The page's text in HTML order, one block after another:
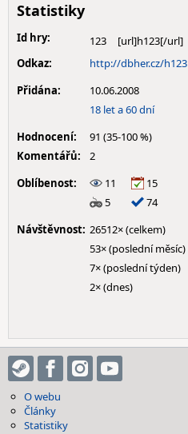
Statistiky
Id hry:
123
Odkaz:
http://dbher.cz/h123
Přidána:
10.06.2008
18 let a 60 dní
Hodnocení:
91 (35-100 %)
Komentářů:
2
Oblíbenost:
11
15
5
74
Návštěvnost: 26512× (celkem)
53× (poslední měsíc)
7× (poslední týden)
2× (dnes)
O webu
Články
Statistiky